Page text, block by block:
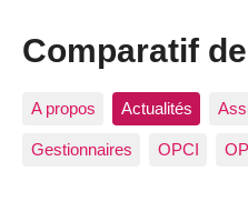
Comparatif
A propos Actualités
Gestionnaires OPCI